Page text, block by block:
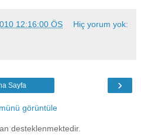
12:16:00 ÖS Hiç yorum yok:
›
Sayfa
görüntüle
desteklenmektedir.